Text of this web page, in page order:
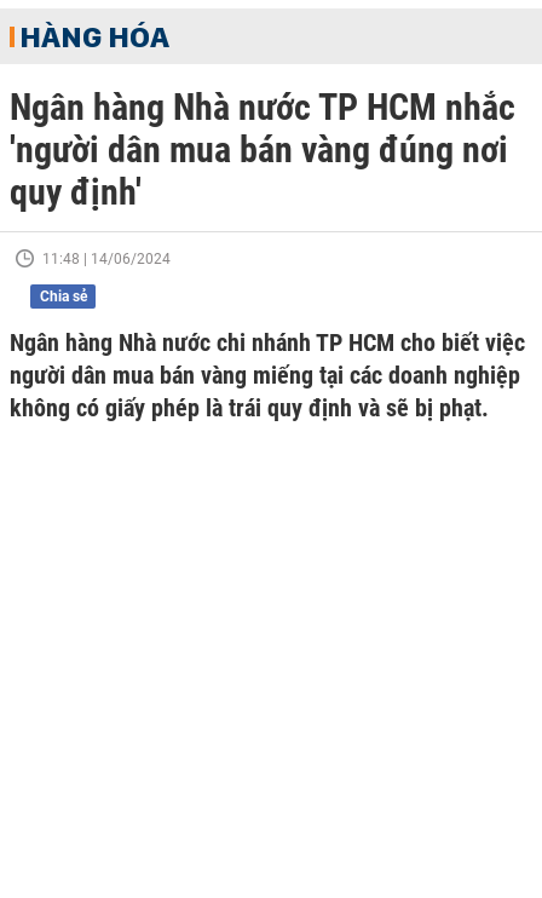
HÀNG HÓA
Ngân hàng Nhà nước TP HCM nhắc
'người dân mua bán vàng đúng nơi
quy định'
11:48 | 14/06/2024
Chia sẻ
Ngân hàng Nhà nước chi nhánh TP HCM cho biết việc
người dân mua bán vàng miếng tại các doanh nghiệp
không có giấy phép là trái quy định và sẽ bị phạt.